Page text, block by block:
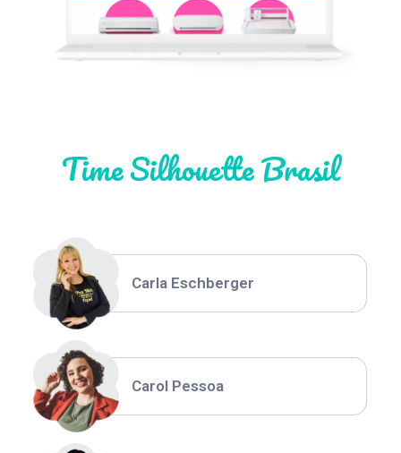
Time Silhouette Brasil
Thiara Ney
Carla Eschberger
Carol Pessoa